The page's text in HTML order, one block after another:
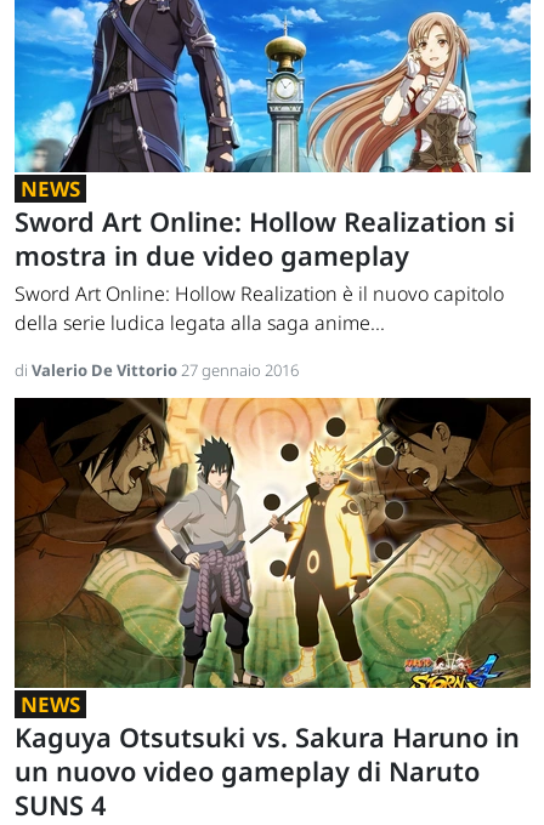
NEWS
Sword Art Online: Hollow Realization si
mostra in due video gameplay
Sword Art Online: Hollow Realization è il nuovo capitolo
della serie ludica legata alla saga anime...
di Valerio De Vittorio27 gennaio 2016
NEWS
Kaguya Otsutsuki vs. Sakura Haruno in
un nuovo video gameplay di Naruto
SUNS 4